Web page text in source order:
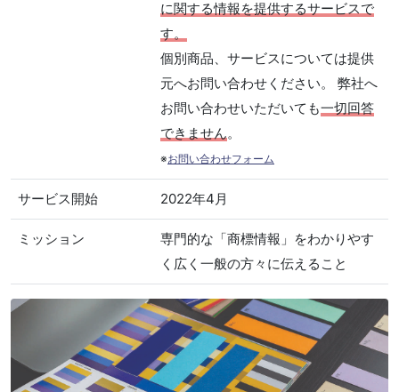
に関する情報を提供するサービスで
す。
個別商品、サービスについては提供
元へお問い合わせください。 弊社へ
お問い合わせいただいても一切回答
できません。
※お問い合わせフォーム
サービス開始 2022年4月
ミッション
専門的な「商標情報」をわかりやす
く広く一般の方々に伝えること